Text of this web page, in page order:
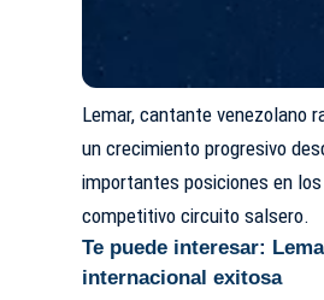
Lemar, cantante venezolano
un crecimiento progresivo
importantes posiciones en
competitivo circuito salsero.
Te puede interesar:
internacional exitosa